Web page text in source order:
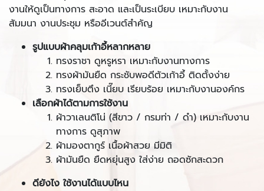
งานให้ดูเป็นทางการ สะอาด และเป็นระเบียบ เหมาะกับงาน
สัมมนา งานประชุม หรืออีเวนต์สำคัญ
รูปแบบผ้าคลุมเก้าอี้หลากหลาย
ทรงราชา ดูหรูหรา เหมาะกับงานทางการ
ทรงผ้ามันยืด กระชับพอดีตัวเก้าอี้ ติดตั้งง่าย
ทรงเย็บตึง เนี๊ยบ เรียบร้อย เหมาะกับงานองค์กร
เลือกผ้าได้ตามการใช้งาน
ผ้าวาเลนติโน่ (สีขาว / กรมท่า / ดำ) เหมาะกับงาน
ทางการ ดูสุภาพ
ผ้ามองตากูร์ เนื้อผ้าสวย มีมิติ
ผ้ามันยืด ยืดหยุ่นสูง ใส่ง่าย ถอดซักสะดวก
ดียังไง ใช้งานได้แบบไหน